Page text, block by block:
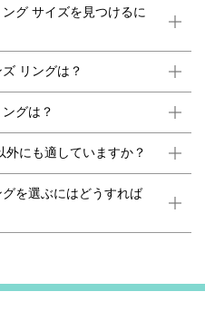
グ サイズを見つけるに
リングは？
グは？
外にも適していますか？
を選ぶにはどうすれば